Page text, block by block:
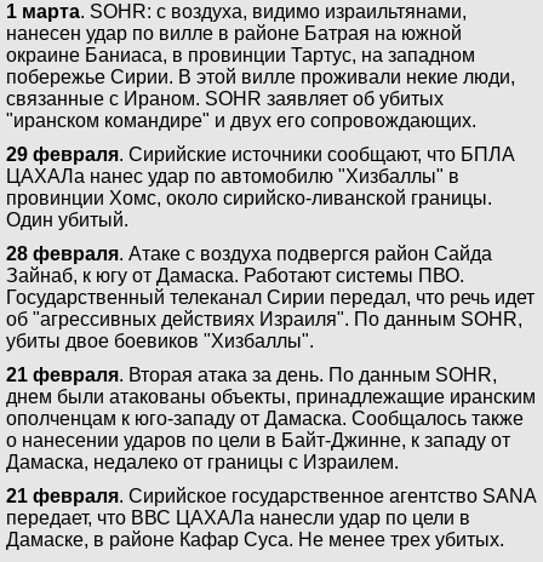
1 марта. SOHR: с воздуха, видимо израильтянами,
нанесен удар по вилле в районе Батрая на южной
окраине Баниаса, в провинции Тартус, на западном
побережье Сирии. В этой вилле проживали некие люди,
связанные с Ираном. SOHR заявляет об убитых
"иранском командире" и двух его сопровождающих.
29 февраля. Сирийские источники сообщают, что БПЛА
ЦАХАЛа нанес удар по автомобилю "Хизбаллы" в
провинции Хомс, около сирийско-ливанской границы.
Один убитый.
28 февраля. Атаке с воздуха подвергся район Сайда
Зайнаб, к югу от Дамаска. Работают системы ПВО.
Государственный телеканал Сирии передал, что речь идет
об "агрессивных действиях Израиля". По данным SOHR,
убиты двое боевиков "Хизбаллы".
21 февраля. Вторая атака за день. По данным SOHR,
днем были атакованы объекты, принадлежащие иранским
ополченцам к юго-западу от Дамаска. Сообщалось также
о нанесении ударов по цели в Байт-Джинне, к западу от
Дамаска, недалеко от границы с Израилем.
21 февраля. Сирийское государственное агентство SANA
передает, что ВВС ЦАХАЛа нанесли удар по цели в
Дамаске, в районе Кафар Суса. Не менее трех убитых.